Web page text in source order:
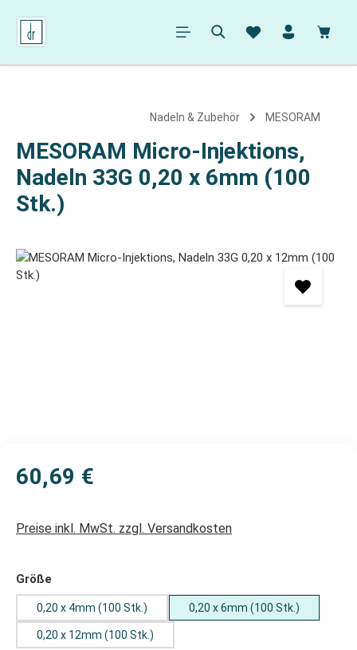
springen
Nadeln & Zubehör MESORAM
MESORAM Micro-Injektions,
Nadeln 33G 0,20 x 6mm (100
Stk.)
Bildergalerie überspringen
60,69 €
Preise inkl. MwSt. zzgl. Versandkosten
Größe
0,20 x 4mm (100 Stk.) 0,20 x 6mm (100 Stk.)
0,20 x 12mm (100 Stk.)